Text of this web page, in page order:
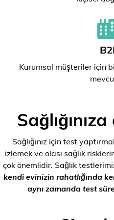
Kurumsal müşteriler için
Sağlığınız için test
izlemek ve olası sağlık
çok önemlidir. Sağlık
kendi evinizin rahatlığında
aynı zamanda test